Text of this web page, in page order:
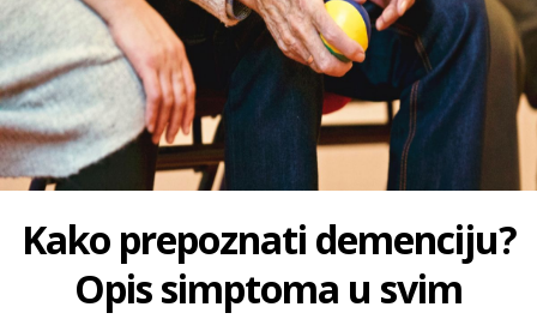
Kako prepoznati demenciju?
Opis simptoma u svim